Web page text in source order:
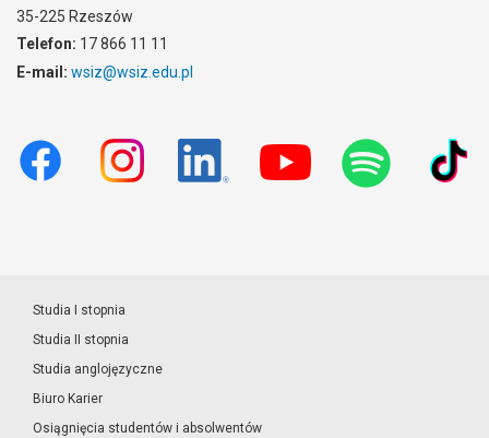
35-225 Rzeszów
Telefon: 17 866 11 11
E-mail: wsiz@wsiz.edu.pl
Studia I stopnia
Studia II stopnia
Studia anglojęzyczne
Biuro Karier
Osiągnięcia studentów i absolwentów